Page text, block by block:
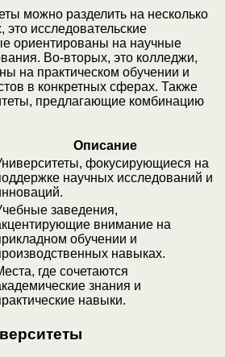
можно разделить на несколько
это исследовательские
ориентированы на научные
Во-вторых, это колледжи,
на практическом обучении и
в конкретных сферах. Также
предлагающие комбинацию
Описание
фокусирующиеся на
научных исследований и
заведения,
внимание на
обучении и
навыках.
где сочетаются
знания и
навыки.